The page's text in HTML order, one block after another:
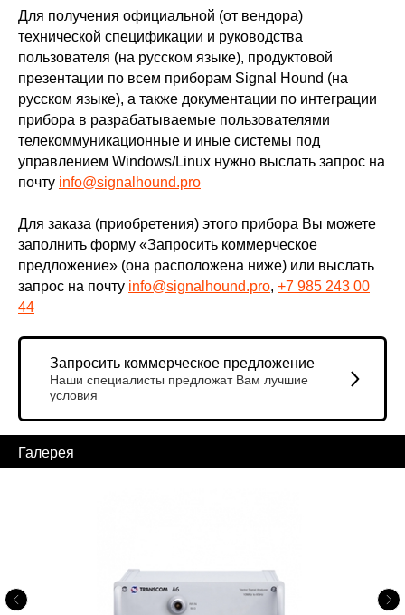
Для получения официальной (от вендора)
технической спецификации и руководства
пользователя (на русском языке), продуктовой
презентации по всем приборам Signal Hound (на
русском языке), а также документации по интеграции
прибора в разрабатываемые пользователями
телекоммуникационные и иные системы под
управлением Windows/Linux нужно выслать запрос на
почту info@signalhound.pro
Для заказа (приобретения) этого прибора Вы можете
заполнить форму «Запросить коммерческое
предложение» (она расположена ниже) или выслать
запрос на почту info@signalhound.pro, +7 985 243 00
44
Запросить коммерческое предложение
Наши специалисты предложат Вам лучшие
условия
Галерея